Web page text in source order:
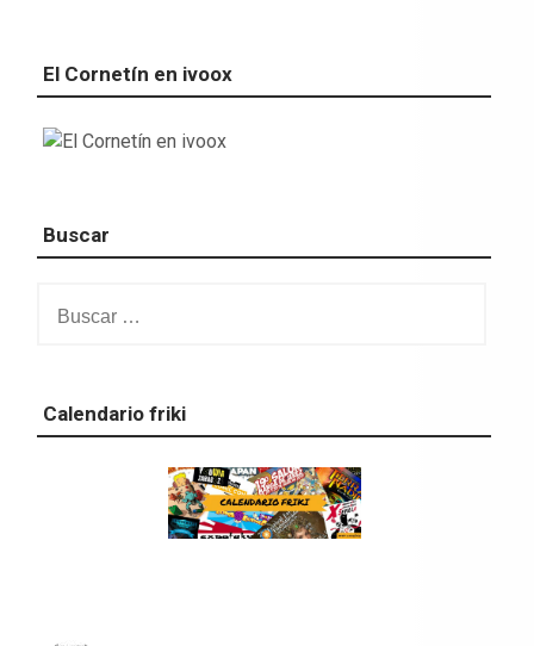
El Cornetín en ivoox
Buscar
Calendario friki